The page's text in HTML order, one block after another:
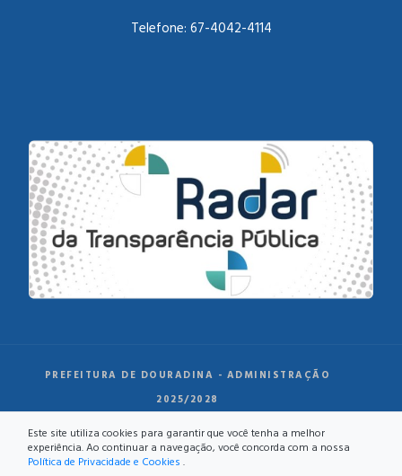
Telefone: 67-4042-4114
PREFEITURA DE DOURADINA - ADMINISTRAÇÃO
2025/2028
Este site utiliza cookies para garantir que você tenha a melhor
experiência. Ao continuar a navegação, você concorda com a nossa
Política de Privacidade e Cookies .